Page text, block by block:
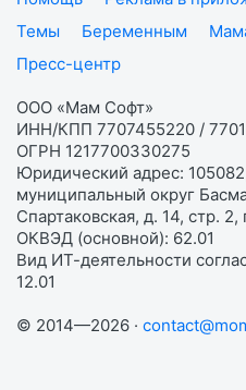
Темы
Беременным
Пресс-центр
ООО «Мам Софт»
ИНН/КПП 7707455220 /
ОГРН 1217700330275
Юридический адрес:
муниципальный округ
Спартаковская, д. 14, стр.
ОКВЭД (основной): 62.01
Вид ИТ-деятельности
12.01
© 2014—2026 ·